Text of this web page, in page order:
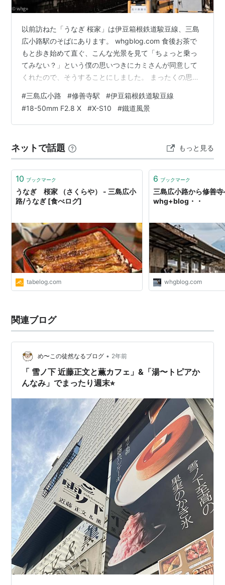
以前訪ねた「うなぎ 桜家」は伊豆箱根鉄道駿豆線、三島
広小路駅のそばにあります。 whgblog.com 食後お茶で
もと歩き始めて直ぐ、こんな光景を見て「ちょっと乗っ
てみない？」という僕の思いつきにカミさんが同意して
くれたので、そうすることにしました。 まったくの思い
を目指すことにしました。 桜家ではGRでしたが、散歩か
らはX-S10の出番。この日のレンズは1850。やはりコレ
はいい旅レンズ・・・ 単線を行く電車旅は、30分ほどで
した・・・ さて、どこでお茶しよう・・・ 続きま
す・・・ 18-5…
#三島広小路 #修善寺駅 #伊豆箱根鉄道駿豆線
#18-50mm F2.8 X #X-S10 #鐵道風景
ネットで話題 もっと見る
10 ブックマーク
うなぎ 桜家 （さくらや） - 三島広小
路/うなぎ [食べログ]
tabelog.com
6 ブックマーク
三島広小路から修善
whg+blog・・
whgblog.com
関連ブログ
め〜この徒然なるブログ • 2年前
「 雪ノ下 近藤正文と薫カフェ」&「湯〜トピアか
んなみ」でまったり週末⭐︎